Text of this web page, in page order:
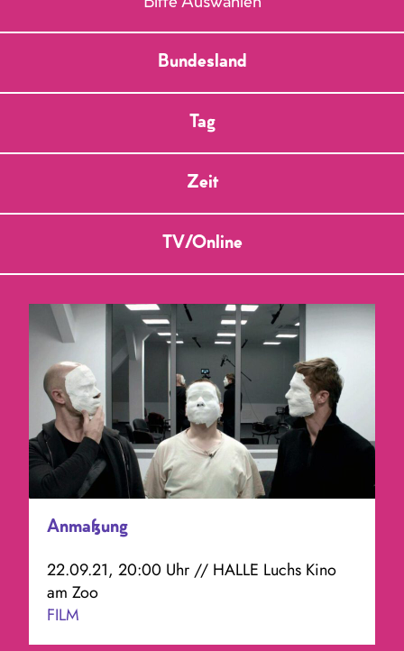
Bundesland
Tag
Zeit
TV/Online
Anmaßung
22.09.21, 20:00 Uhr // HALLE Luchs Kino
am Zoo
FILM